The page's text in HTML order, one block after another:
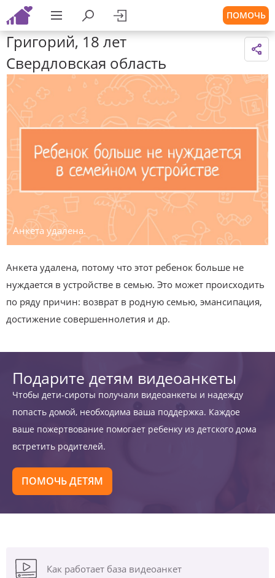
ПОМОЧЬ
Григорий, 18 лет
Свердловская область
Анкета удалена.
Анкета удалена, потому что этот ребенок больше не
нуждается в устройстве в семью. Это может происходить
по ряду причин: возврат в родную семью, эмансипация,
достижение совершеннолетия и др.
Подарите детям видеоанкеты
Чтобы дети-сироты получали видеоанкеты и надежду
попасть домой, необходима ваша поддержка. Каждое
ваше пожертвование помогает ребенку из детского дома
встретить родителей.
ПОМОЧЬ ДЕТЯМ
Как работает база видеоанкет